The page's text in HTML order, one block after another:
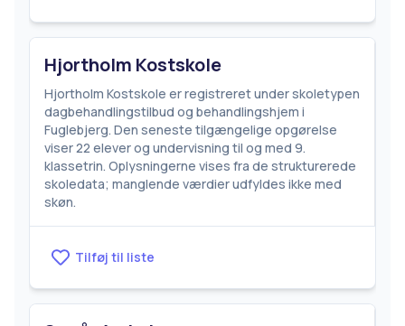
Hjortholm Kostskole
Hjortholm Kostskole er registreret under skoletypen
dagbehandlingstilbud og behandlingshjem i
Fuglebjerg. Den seneste tilgængelige opgørelse
viser 22 elever og undervisning til og med 9.
klassetrin. Oplysningerne vises fra de strukturerede
skoledata; manglende værdier udfyldes ikke med
skøn.
Tilføj til liste